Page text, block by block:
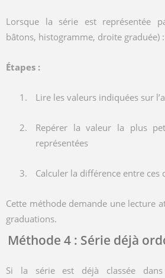
Lorsque la série est représentée
bâtons, histogramme, droite graduée) :
Étapes :
Lire les valeurs indiquées sur
Repérer la valeur la plus
représentées
Calculer la différence entre ces
Cette méthode demande une lecture
graduations.
Méthode 4 : Série déjà
Si la série est déjà classée dans